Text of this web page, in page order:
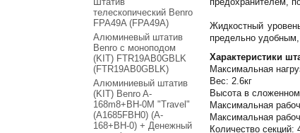
Жидкостный
предельно удобным,
Характеристики
Максимальная
Вес: 2.6кг
Высота в
Максимальная
Максимальная
Количество секций:
телескопический Benro
FPA49A (FPA49A)
Алюминевый штатив
Benro с моноподом
(KIT) FTR19AB0GBLK
(FTR19AB0GBLK)
Алюминиевый штатив
(KIT) Benro A-
168m8+BH-0M "Travel"
(A1685FBH0) (A-
168+BH-0) + Денежный